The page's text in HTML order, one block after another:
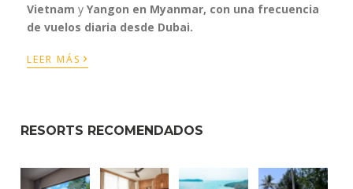
Vietnam yYangon en Myanmar, con una frecuencia
de vuelos diaria desde Dubai.
LEER MÁS ›
RESORTS RECOMENDADOS